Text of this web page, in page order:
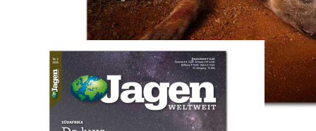
Artikel-Nr. 12202502E
Jagen Weltweit